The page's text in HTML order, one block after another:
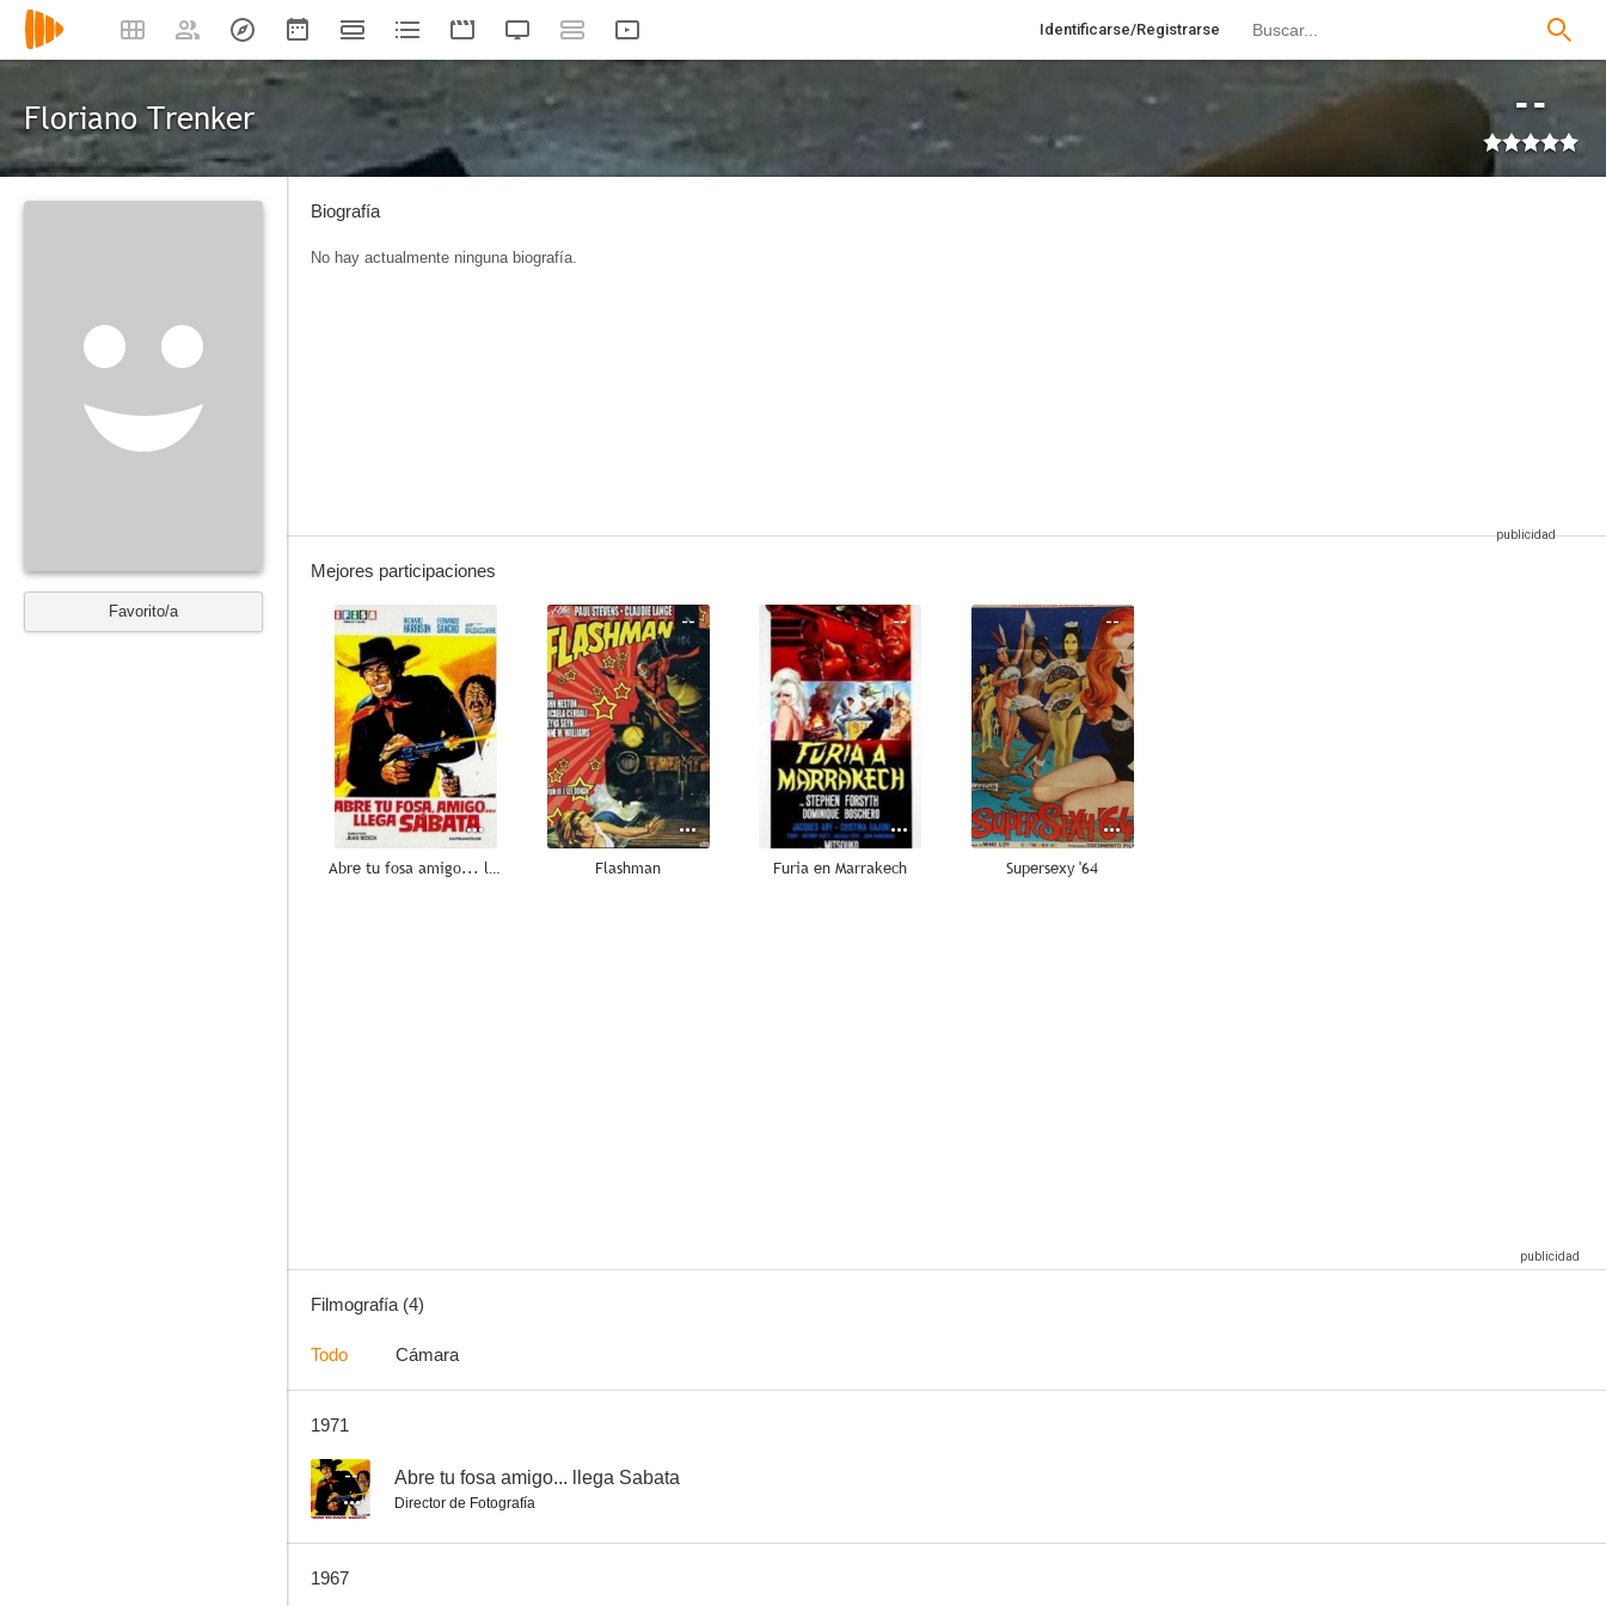
Identificarse/Registrarse
Floriano Trenker --
Favorito/a
Biografía
No hay actualmente ninguna biografía.
Mejores participaciones
--
Abre tu fosa amigo... llega Sabata
--
Flashman
--
Furia en Marrakech
--
Supersexy '64
Filmografía (4)
Todo Cámara
1971
-- Abre tu fosa amigo... llega Sabata
Director de Fotografía
1967